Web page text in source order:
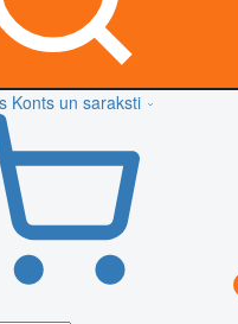
Konts un saraksti